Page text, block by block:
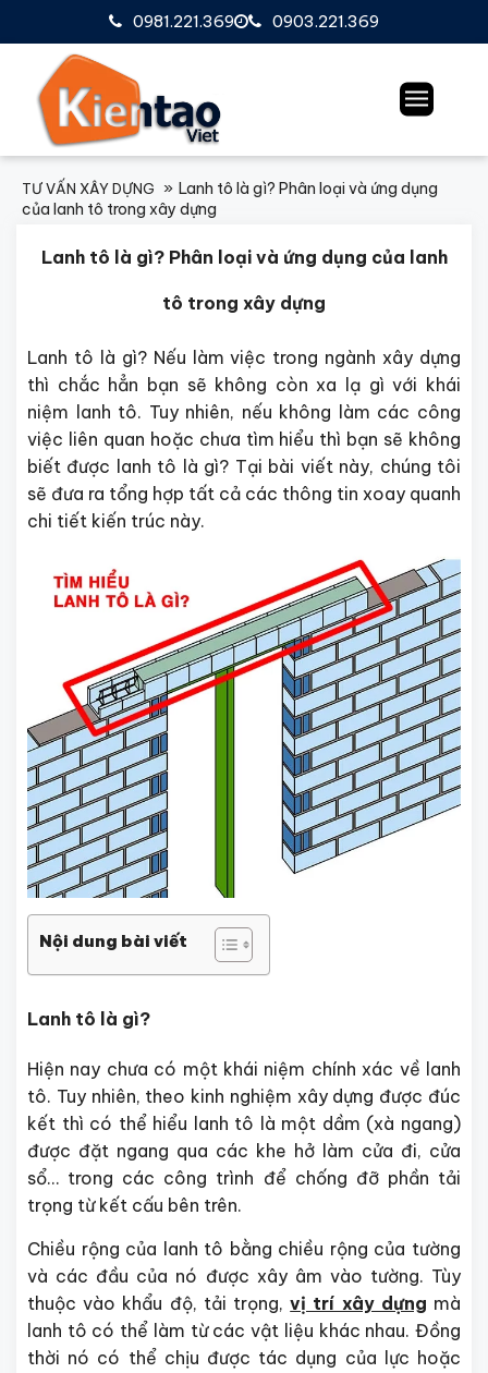
0903.221.369
0981.221.369
TƯ VẤN XÂY DỰNG
Lanh tô là gì? Phân loại và ứng dụng
của lanh tô trong xây dựng
Lanh tô là gì? Phân loại và ứng dụng của lanh
tô trong xây dựng
Lanh tô là gì? Nếu làm việc trong ngành xây dựng
thì chắc hẳn bạn sẽ không còn xa lạ gì với khái
niệm lanh tô. Tuy nhiên, nếu không làm các công
việc liên quan hoặc chưa tìm hiểu thì bạn sẽ không
biết được lanh tô là gì? Tại bài viết này, chúng tôi
sẽ đưa ra tổng hợp tất cả các thông tin xoay quanh
chi tiết kiến trúc này.
Nội dung bài viết
Lanh tô là gì?
Hiện nay chưa có một khái niệm chính xác về lanh
tô. Tuy nhiên, theo kinh nghiệm xây dựng được đúc
kết thì có thể hiểu lanh tô là một dầm (xà ngang)
được đặt ngang qua các khe hở làm cửa đi, cửa
sổ… trong các công trình để chống đỡ phần tải
trọng từ kết cấu bên trên.
Chiều rộng của lanh tô bằng chiều rộng của tường
và các đầu của nó được xây âm vào tường. Tùy
thuộc vào khẩu độ, tải trọng,vị trí xây dựng mà
lanh tô có thể làm từ các vật liệu khác nhau. Đồng
thời nó có thể chịu được tác dụng của lực hoặc